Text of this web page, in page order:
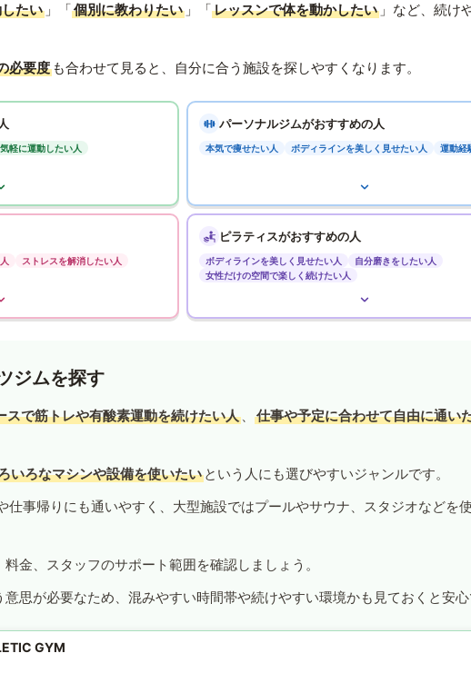
たい 」「個別に教わりたい 」「レッスンで体を動かしたい 」など、続け
必要度 も合わせて見ると、自分に合う施設を探しやすくなります。
軽に運動したい人
パーソナルジムがおすすめの人
本気で痩せたい人 ボディラインを美しく見せたい人 運動経
ストレスを解消したい人
ピラティスがおすすめの人
ボディラインを美しく見せたい人
自分磨きをしたい人
女性だけの空間で楽しく続けたい人
ジムを探す
スで筋トレや有酸素運動を続けたい人 、 仕事や予定に合わせて自由に通い
いろなマシンや設備を使いたい という人にも選びやすいジャンルです。
仕事帰りにも通いやすく、大型施設ではプールやサウナ、スタジオなどを
金、スタッフのサポート範囲を確認しましょう。
思が必要なため、混みやすい時間帯や続けやすい環境かも見ておくと安心
GYM